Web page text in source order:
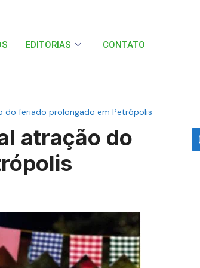
EDITORIAS CONTATO
do feriado prolongado em Petrópolis
atração do